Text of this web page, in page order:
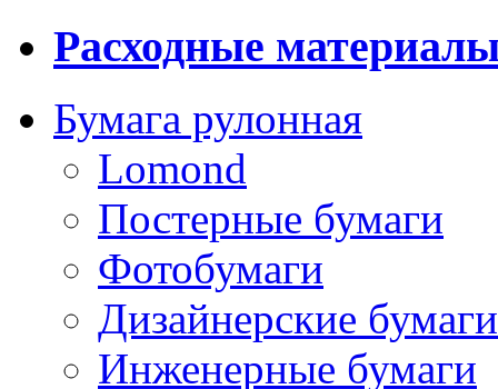
Расходные
Бумага рулонная
Lomond
Постерные бумаги
Фотобумаги
Дизайнерские бумаги
Инженерные бумаги